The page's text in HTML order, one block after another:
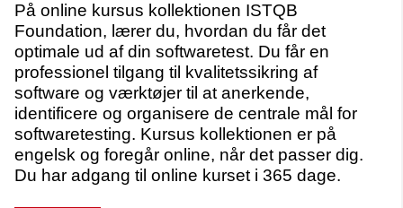
På online kursus kollektionen ISTQB
Foundation, lærer du, hvordan du får det
optimale ud af din softwaretest. Du får en
professionel tilgang til kvalitetssikring af
software og værktøjer til at anerkende,
identificere og organisere de centrale mål for
softwaretesting. Kursus kollektionen er på
engelsk og foregår online, når det passer dig.
Du har adgang til online kurset i 365 dage.